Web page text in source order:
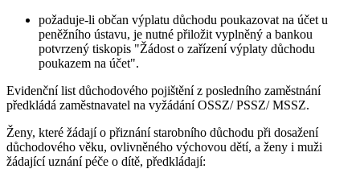
požaduje-li občan výplatu důchodu poukazovat na účet u
peněžního ústavu, je nutné přiložit vyplněný a bankou
potvrzený tiskopis "Žádost o zařízení výplaty důchodu
poukazem na účet".
Evidenční list důchodového pojištění z posledního zaměstnání
předkládá zaměstnavatel na vyžádání OSSZ/ PSSZ/ MSSZ.
Ženy, které žádají o přiznání starobního důchodu při dosažení
důchodového věku, ovlivněného výchovou dětí, a ženy i muži
žádající uznání péče o dítě, předkládají: